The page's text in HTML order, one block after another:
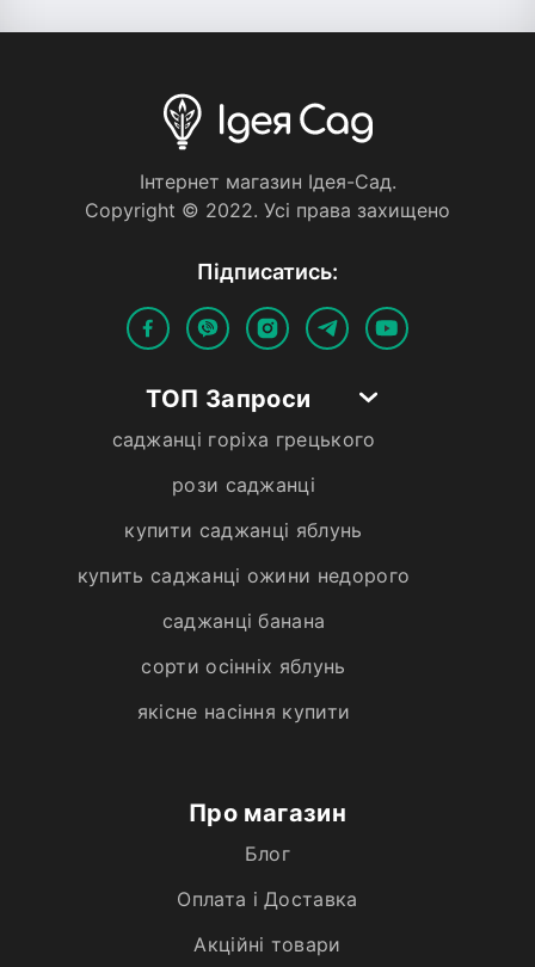
Iнтернет магазин Iдея-Сад.
Copyright © 2022. Усi права захищено
Пiдписатись:
ТОП Запроси
саджанці горіха грецького
рози саджанці
купити саджанці яблунь
купить саджанці ожини недорого
саджанці банана
сорти осінніх яблунь
якісне насіння купити
Про магазин
Блог
Оплата і Доставка
Акційні товари